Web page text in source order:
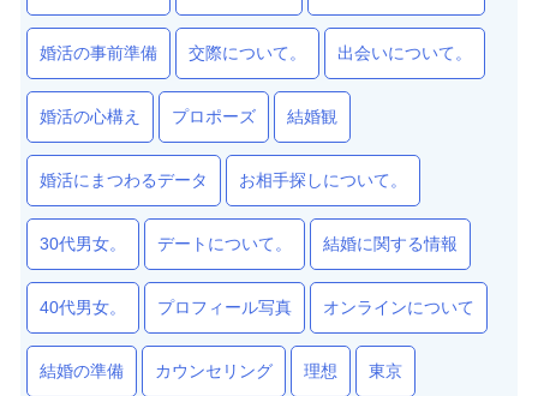
婚活の事前準備 交際について。 出会いについて。
婚活の心構え プロポーズ 結婚観
婚活にまつわるデータ お相手探しについて。
30代男女。 デートについて。 結婚に関する情報
40代男女。 プロフィール写真 オンラインについて
結婚の準備 カウンセリング 理想 東京